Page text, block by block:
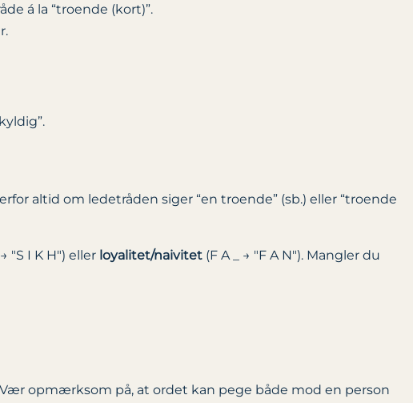
á la “troende (kort)”.
altid om ledetråden siger “en troende” (sb.) eller “troende
S I K H ) eller loyalitet/naivitet (F A _ → F A N ). Mangler du
opmærksom på, at ordet kan pege både mod en person